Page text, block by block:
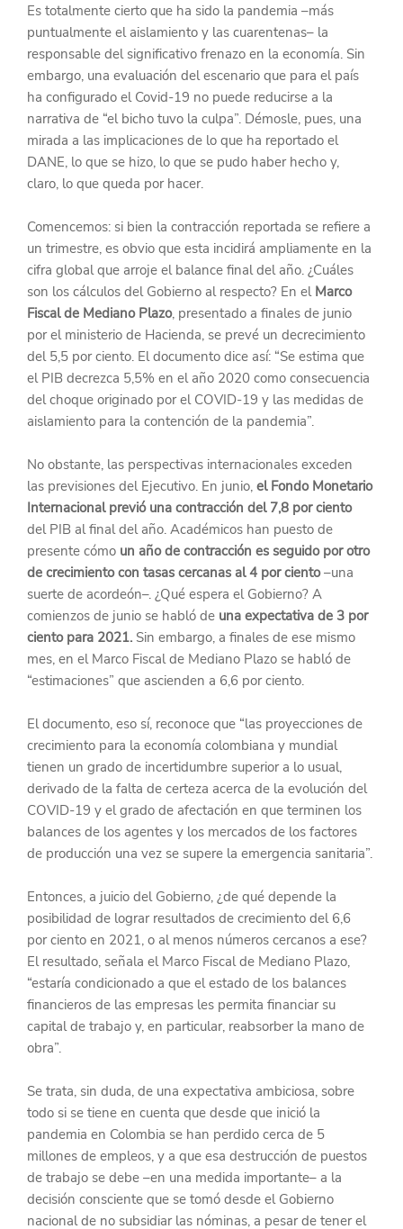
Es totalmente cierto que ha sido la pandemia –más
puntualmente el aislamiento y las cuarentenas– la
responsable del significativo frenazo en la economía. Sin
embargo, una evaluación del escenario que para el país
ha configurado el Covid-19 no puede reducirse a la
narrativa de “el bicho tuvo la culpa”. Démosle, pues, una
mirada a las implicaciones de lo que ha reportado el
DANE, lo que se hizo, lo que se pudo haber hecho y,
claro, lo que queda por hacer.
Comencemos: si bien la contracción reportada se refiere a
un trimestre, es obvio que esta incidirá ampliamente en la
cifra global que arroje el balance final del año. ¿Cuáles
son los cálculos del Gobierno al respecto? En el Marco
Fiscal de Mediano Plazo, presentado a finales de junio
por el ministerio de Hacienda, se prevé un decrecimiento
del 5,5 por ciento. El documento dice así: “Se estima que
el PIB decrezca 5,5% en el año 2020 como consecuencia
del choque originado por el COVID-19 y las medidas de
aislamiento para la contención de la pandemia”.
No obstante, las perspectivas internacionales exceden
las previsiones del Ejecutivo. En junio, el Fondo Monetario
Internacional previó una contracción del 7,8 por ciento
del PIB al final del año. Académicos han puesto de
presente cómo un año de contracción es seguido por otro
de crecimiento con tasas cercanas al 4 por ciento –una
suerte de acordeón–. ¿Qué espera el Gobierno? A
comienzos de junio se habló de una expectativa de 3 por
ciento para 2021. Sin embargo, a finales de ese mismo
mes, en el Marco Fiscal de Mediano Plazo se habló de
“estimaciones” que ascienden a 6,6 por ciento.
El documento, eso sí, reconoce que “las proyecciones de
crecimiento para la economía colombiana y mundial
tienen un grado de incertidumbre superior a lo usual,
derivado de la falta de certeza acerca de la evolución del
COVID-19 y el grado de afectación en que terminen los
balances de los agentes y los mercados de los factores
de producción una vez se supere la emergencia sanitaria”.
Entonces, a juicio del Gobierno, ¿de qué depende la
posibilidad de lograr resultados de crecimiento del 6,6
por ciento en 2021, o al menos números cercanos a ese?
El resultado, señala el Marco Fiscal de Mediano Plazo,
“estaría condicionado a que el estado de los balances
financieros de las empresas les permita financiar su
capital de trabajo y, en particular, reabsorber la mano de
obra”.
Se trata, sin duda, de una expectativa ambiciosa, sobre
todo si se tiene en cuenta que desde que inició la
pandemia en Colombia se han perdido cerca de 5
millones de empleos, y a que esa destrucción de puestos
de trabajo se debe –en una medida importante– a la
decisión consciente que se tomó desde el Gobierno
nacional de no subsidiar las nóminas, a pesar de tener el